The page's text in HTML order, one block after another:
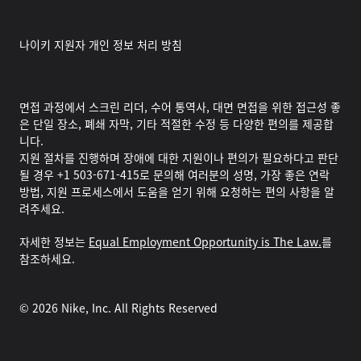
나이키 지원자 개인 정보 처리 방침
면접 과정에서 스크린 리더, 수어 통역사, 대면 면접을 위한 접근성 좋
은 단일 장소, 폐쇄 자막, 기타 적절한 수정 등 다양한 편의를 제공합
니다.
지원 절차를 진행하며 장애에 대한 지원이나 편의가 필요하다고 판단
될 경우 +1 503-671-415로 문의해 여러분의 성명, 가장 좋은 연락
방법, 지원 프로세스에서 도움을 얻기 위해 요청하는 편의 사항을 알
려주세요.
자세한 정보는 Equal Employment Opportunity is The Law.를
참조하세요.
© 2026 Nike, Inc. All Rights Reserved